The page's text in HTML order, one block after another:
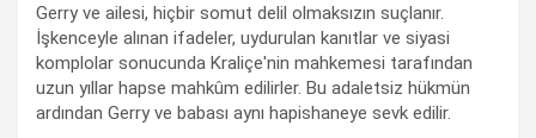
Gerry ve ailesi, hiçbir somut delil olmaksızın suçlanır.
İşkenceyle alınan ifadeler, uydurulan kanıtlar ve siyasi
komplolar sonucunda Kraliçe'nin mahkemesi tarafından
uzun yıllar hapse mahkûm edilirler. Bu adaletsiz hükmün
ardından Gerry ve babası aynı hapishaneye sevk edilir.